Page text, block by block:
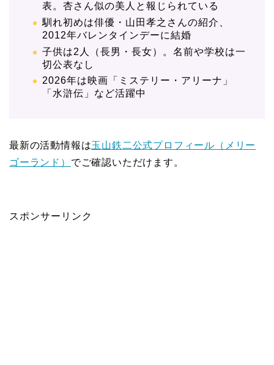
表。杏さん似の美人と報じられている
馴れ初めは俳優・山田孝之さんの紹介、
2012年バレンタインデーに結婚
子供は2人（長男・長女）。名前や学校は一
切公表なし
2026年は映画「ミステリー・アリーナ」
「水滸伝」など活躍中
最新の活動情報は玉山鉄二公式プロフィール（メリー
ゴーランド） でご確認いただけます。
スポンサーリンク